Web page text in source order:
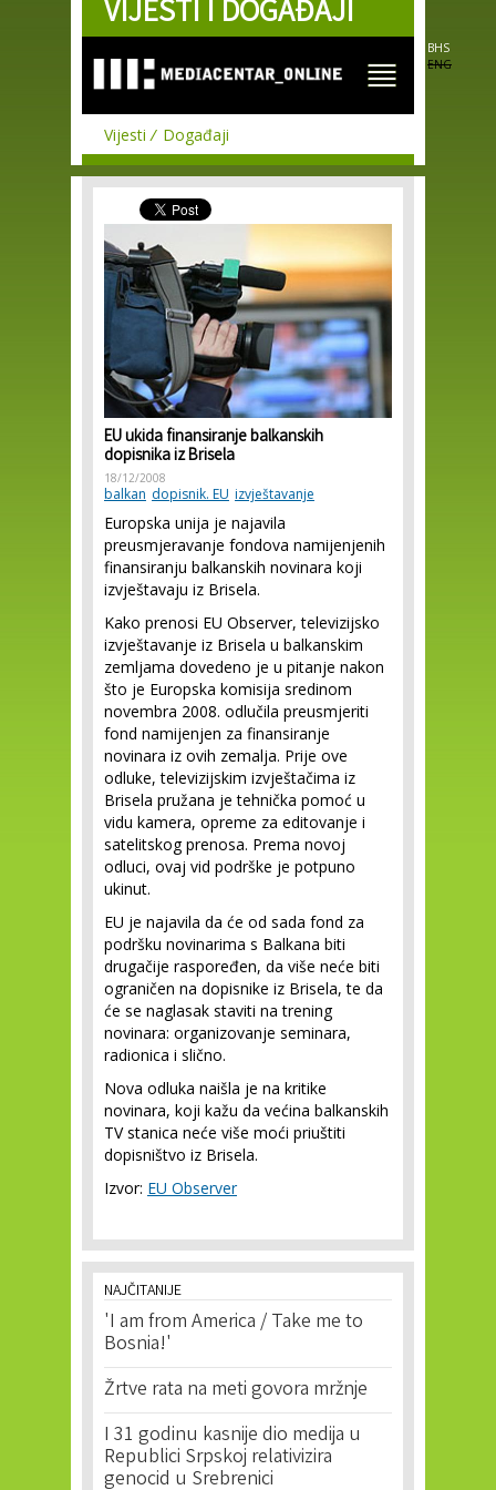
Skip to
main
VIJESTI I DOGAĐAJI
BHS
ENG
Vijesti Događaji
EU ukida finansiranje balkanskih
dopisnika iz Brisela
18/12/2008
balkan dopisnik. EU izvještavanje
Europska unija je najavila
preusmjeravanje fondova namijenjenih
finansiranju balkanskih novinara koji
izvještavaju iz Brisela.
Kako prenosi EU Observer, televizijsko
izvještavanje iz Brisela u balkanskim
zemljama dovedeno je u pitanje nakon
što je Europska komisija sredinom
novembra 2008. odlučila preusmjeriti
fond namijenjen za finansiranje
novinara iz ovih zemalja. Prije ove
odluke, televizijskim izvještačima iz
Brisela pružana je tehnička pomoć u
vidu kamera, opreme za editovanje i
satelitskog prenosa. Prema novoj
odluci, ovaj vid podrške je potpuno
ukinut.
EU je najavila da će od sada fond za
podršku novinarima s Balkana biti
drugačije raspoređen, da više neće biti
ograničen na dopisnike iz Brisela, te da
će se naglasak staviti na trening
novinara: organizovanje seminara,
radionica i slično.
Nova odluka naišla je na kritike
novinara, koji kažu da većina balkanskih
TV stanica neće više moći priuštiti
dopisništvo iz Brisela.
Izvor: EU Observer
NAJČITANIJE
'I am from America / Take me to
Bosnia!'
Žrtve rata na meti govora mržnje
I 31 godinu kasnije dio medija u
Republici Srpskoj relativizira
genocid u Srebrenici